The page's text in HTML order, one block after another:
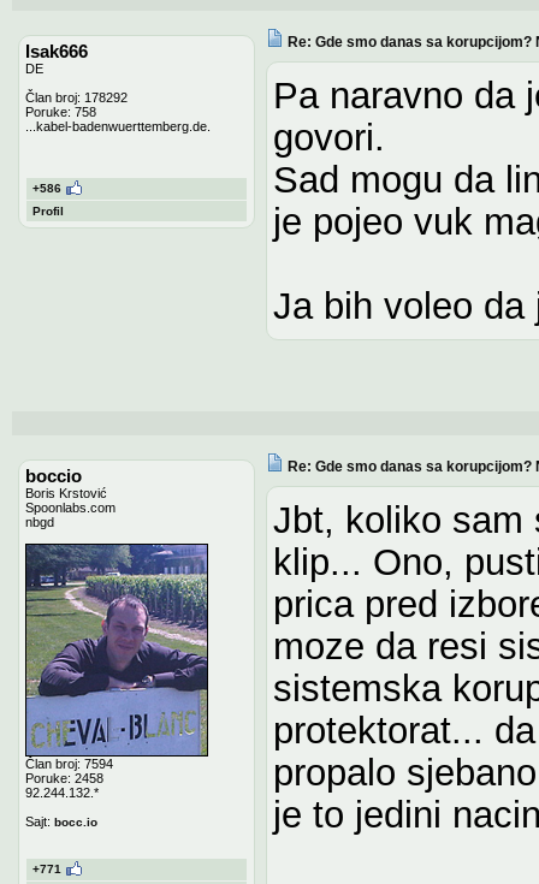
Isak666
DE
Član broj: 178292
Poruke: 758
...kabel-badenwuerttemberg.de.
+586
Profil
Re: Gde smo danas sa korupcijom?
Pa naravno da
govori.
Sad mogu da
je pojeo vuk
Ja bih voleo da
boccio
Boris Krstović
Spoonlabs.com
nbgd
Član broj: 7594
Poruke: 2458
92.244.132.*
Sajt: bocc.io
+771
Re: Gde smo danas sa korupcijom?
Jbt, koliko sam
klip... Ono,
prica pred
moze da resi
sistemska
protektorat...
propalo
je to jedini